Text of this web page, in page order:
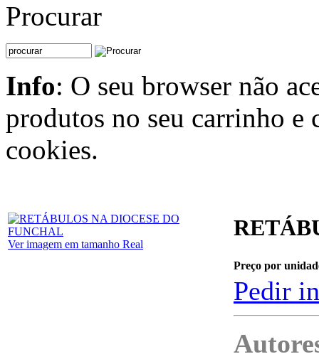
Procurar
Info: O seu browser não
produtos no seu carrinho e
cookies.
Ver imagem em tamanho Real
Preço por
Pedir